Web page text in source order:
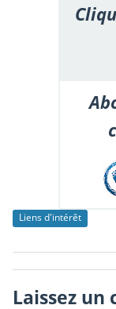
Liens d'intérêt
Laissez